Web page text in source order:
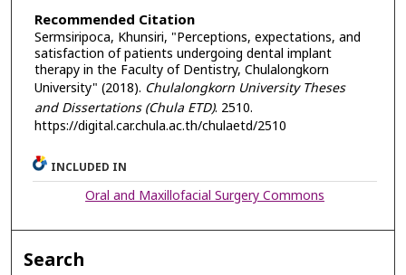
Recommended Citation
Sermsiripoca, Khunsiri, "Perceptions, expectations, and
satisfaction of patients undergoing dental implant
therapy in the Faculty of Dentistry, Chulalongkorn
University" (2018). Chulalongkorn University Theses
and Dissertations (Chula ETD). 2510.
https://digital.car.chula.ac.th/chulaetd/2510
INCLUDED IN
Oral and Maxillofacial Surgery Commons
Search